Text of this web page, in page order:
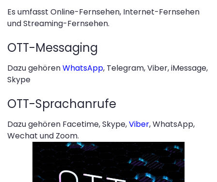
Es umfasst Online-Fernsehen, Internet-Fernsehen
und Streaming-Fernsehen.
OTT-Messaging
Dazu gehörenWhatsApp, Telegram, Viber, iMessage,
Skype
OTT-Sprachanrufe
Dazu gehören Facetime, Skype,Viber, WhatsApp,
Wechat und Zoom.